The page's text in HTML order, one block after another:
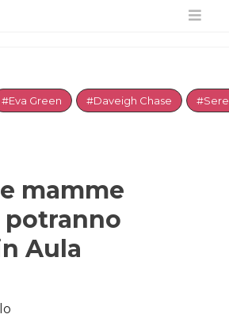
#Eva Green #Daveigh Chase
mamme
Aula